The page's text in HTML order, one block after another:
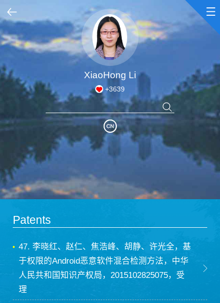
Home
Honors & Awards
Academic Achievements
Courses
XiaoHong Li
+3639
Patents
47. 李晓红、赵仁、焦浩峰、胡静、许光全，基
于权限的Android恶意软件混合检测方法，中华
人民共和国知识产权局，2015102825075，受
理